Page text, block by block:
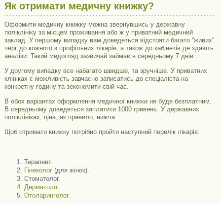
Як отримати медичну книжку?
Оформити медичну книжку можна звернувшись у державну
поліклініку за місцем проживання або ж у приватний медичний
заклад. У першому випадку вам доведеться відстояти багато “живих”
черг до кожного з профільних лікарів, а також до кабінетів де здають
аналізи. Такий медогляд зазвичай займає в середньому 7 днів.
У другому випадку все набагато швидше, та зручніше. У приватних
клініках є можливість завчасно записатись до спеціаліста на
конкретну годину та зекономити свій час.
В обох варіантах оформлення медичної книжки не буде безплатним.
В середньому доведеться заплатити 1000 гривень. У державних
поліклініках, ціна, як правило, нижча.
Щоб отримати книжку потрібно пройти наступний перелік лікарів:
Терапевт.
Гінеколог(для жінок).
Стоматолог.
Дерматолог.
Отоларинголог.